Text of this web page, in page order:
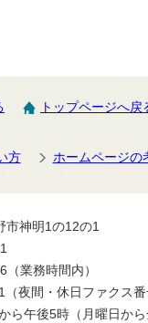
トップページへ戻
方 ホームページの
神明1の12の1
業務時間内）
夜間・休日ファクス番
ら午後5時（月曜日から